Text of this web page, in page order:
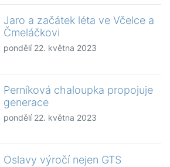
Jaro a začátek léta ve Včelce a
Čmeláčkovi
pondělí 22. května 2023
Perníková chaloupka propojuje
generace
pondělí 22. května 2023
Oslavy výročí nejen GTS